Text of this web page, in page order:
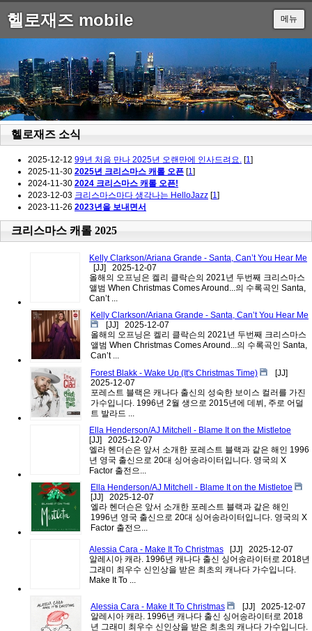
헬로재즈 mobile 메뉴
헬로재즈 소식
2025-12-12 99년 처음 만나 2025년 오랜만에 인사드려요. [1]
2025-11-30 2025년 크리스마스 캐롤 오픈 [1]
2024-11-30 2024 크리스마스 캐롤 오픈!
2023-12-03 크리스마스마다 생각나는 HelloJazz [1]
2023-11-26 2023년을 보내면서
크리스마스 캐롤 2025
Kelly Clarkson/Ariana Grande - Santa, Can’t You Hear Me
[JJ]
2025-12-07
올해의 오프닝은 켈리 클락슨의 2021년 두번째 크리스마스
앨범 When Christmas Comes Around...의 수록곡인 Santa,
Can’t ...
Kelly Clarkson/Ariana Grande - Santa, Can’t You Hear Me
[JJ]
2025-12-07
올해의 오프닝은 켈리 클락슨의 2021년 두번째 크리스마스
앨범 When Christmas Comes Around...의 수록곡인 Santa,
Can’t ...
Forest Blakk - Wake Up (It's Christmas Time)
[JJ]
2025-12-07
포레스트 블랙은 캐나다 출신의 성숙한 보이스 컬러를 가진
가수입니다. 1996년 2월 생으로 2015년에 데뷔, 주로 어덜
트 발라드 ...
Ella Henderson/AJ Mitchell - Blame It on the Mistletoe
[JJ]
2025-12-07
엘라 헨더슨은 앞서 소개한 포레스트 블랙과 같은 해인 1996
년 영국 출신으로 20대 싱어송라이터입니다. 영국의 X
Factor 출전으...
Ella Henderson/AJ Mitchell - Blame It on the Mistletoe
[JJ]
2025-12-07
엘라 헨더슨은 앞서 소개한 포레스트 블랙과 같은 해인
1996년 영국 출신으로 20대 싱어송라이터입니다. 영국의 X
Factor 출전으...
Alessia Cara - Make It To Christmas [JJ]
2025-12-07
알레시아 캐라. 1996년 캐나다 출신 싱어송라이터로 2018년
그래미 최우수 신인상을 받은 최초의 캐나다 가수입니다.
Make It To ...
Alessia Cara - Make It To Christmas [JJ]
2025-12-07
알레시아 캐라. 1996년 캐나다 출신 싱어송라이터로 2018
년 그래미 최우수 신인상을 받은 최초의 캐나다 가수입니다.